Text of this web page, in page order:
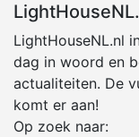
LightHouseNL.nl
dag in woord en
actualiteiten. De
komt er aan!
Op zoek naar: